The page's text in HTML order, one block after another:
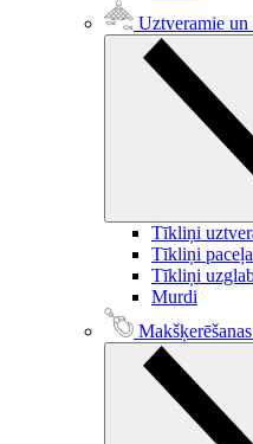
Uztveramie
Tīkliņi
Tīkliņi
Tīkliņi
Murdi